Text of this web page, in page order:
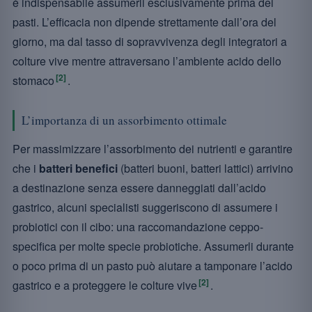
pasti. L’efficacia non dipende strettamente dall’ora del
giorno, ma dal tasso di sopravvivenza degli integratori a
colture vive mentre attraversano l’ambiente acido dello
stomaco [2] .
L’importanza di un assorbimento ottimale
Per massimizzare l’assorbimento dei nutrienti e garantire
che i batteri benefici (batteri buoni, batteri lattici) arrivino
a destinazione senza essere danneggiati dall’acido
gastrico, alcuni specialisti suggeriscono di assumere i
probiotici con il cibo: una raccomandazione ceppo-
specifica per molte specie probiotiche. Assumerli durante
o poco prima di un pasto può aiutare a tamponare l’acido
gastrico e a proteggere le colture vive [2] .